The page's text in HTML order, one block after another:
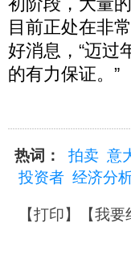
目前正处在非
好消息，“迈过
的有力保证。”
热词： 拍卖 意
投资者 经济分
【打印】【我要